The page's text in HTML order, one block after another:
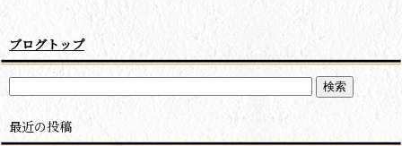
ブログトップ
最近の投稿